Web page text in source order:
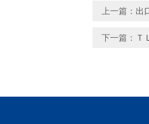
上一篇： 出
下一篇： Ｔ